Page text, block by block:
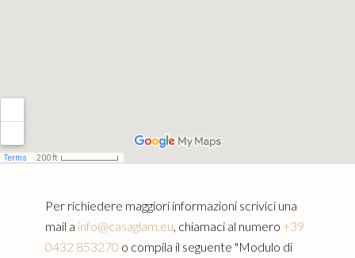
Per richiedere maggiori informazioni scrivici una
mail a info@casaglam.eu , chiamaci al numero +39
0432 853270 o compila il seguente "Modulo di